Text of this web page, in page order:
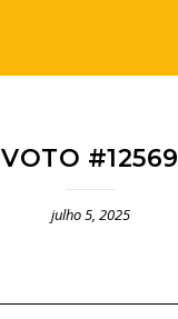
VOTO #12569
julho 5, 2025